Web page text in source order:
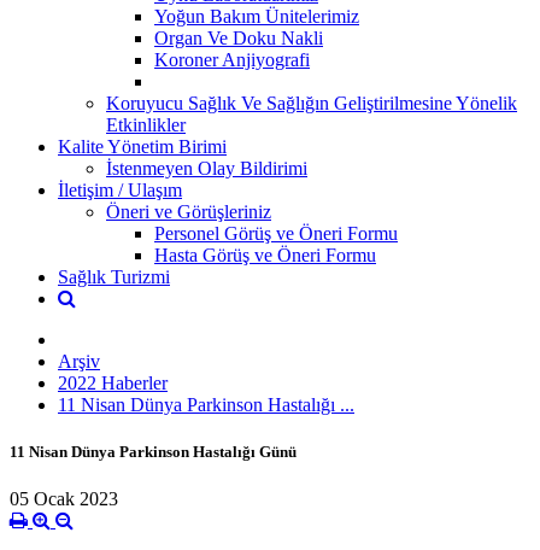
Yoğun Bakım Ünitelerimiz
Organ Ve Doku Nakli
Koroner Anjiyografi
Koruyucu Sağlık Ve Sağlığın Geliştirilmesine Yönelik
Etkinlikler
Kalite Yönetim Birimi
İstenmeyen Olay Bildirimi
İletişim / Ulaşım
Öneri ve Görüşleriniz
Personel Görüş ve Öneri Formu
Hasta Görüş ve Öneri Formu
Sağlık Turizmi
Arşiv
2022 Haberler
11 Nisan Dünya Parkinson Hastalığı ...
11 Nisan Dünya Parkinson Hastalığı Günü
05 Ocak 2023